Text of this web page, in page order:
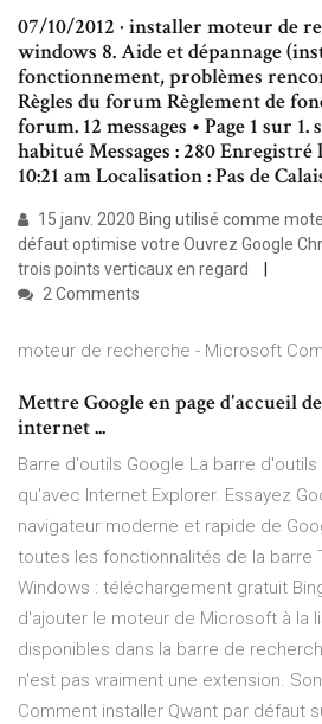
07/10/2012 · installer moteur de
windows 8. Aide et dépannage
fonctionnement, problèmes
Règles du forum Règlement de
forum. 12 messages • Page 1 sur
habitué Messages : 280 Enregistré
10:21 am Localisation : Pas de
15 janv. 2020 Bing utilisé comme
défaut optimise votre Ouvrez Google
trois points verticaux en regard
2 Comments
moteur de recherche - Microsoft
Mettre Google en page d'accueil
internet ...
Barre d'outils Google La barre
qu'avec Internet Explorer. Essayez
navigateur moderne et rapide de
toutes les fonctionnalités de la barre
Windows : téléchargement gratuit
d'ajouter le moteur de Microsoft à la
disponibles dans la barre de
n'est pas vraiment une extension.
Comment installer Qwant par défaut